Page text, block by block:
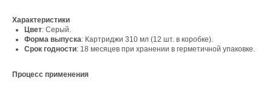
Характеристики
Цвет: Серый.
Форма выпуска: Картриджи 310 мл (12 шт. в коробке).
Срок годности: 18 месяцев при хранении в герметичной упаковке.
Процесс применения